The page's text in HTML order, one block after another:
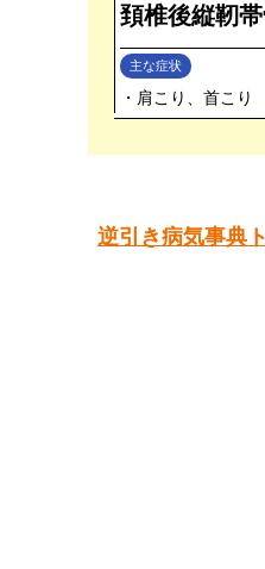
頚椎後縦靭
主な症状
肩こり、首こり
逆引き病気事典